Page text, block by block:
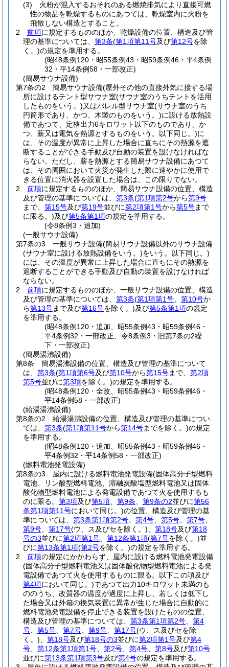
(3)
火粉が混入するおそれのある燃焼排気により直接可燃
性の物品を乾燥するものにあつては、乾燥室内に火粉を
飛散しない構造とすること。
2
前項に規定するもののほか、乾燥設備の位置、構造及び管
理の基準については、 第3条(第1項第11号及び第12号を除
く。)の規定を準用する。
(昭48条例120・昭55条例43・昭59条例46・平4条例
32・平14条例58・一部改正)
(簡易サウナ設備)
第7条の2
簡易サウナ設備(屋外その他の直接外気に接する場
所に設けるテント型サウナ室(サウナ室のうちテントを活用
したものをいう。)又はバレル型サウナ室(サウナ室のうち
円筒形であり、かつ、木製のものをいう。)に設ける放熱設
備であつて、定格出力6キロワット以下のものであり、か
つ、薪又は電気を熱源とするものをいう。以下同じ。)に
は、その温度が異常に上昇した場合に直ちにその熱源を遮
断することができる手動及び自動の装置を設けなければな
らない。 ただし、薪を熱源とする簡易サウナ設備にあつて
は、その周囲において火災が発生した際に速やかに使用で
きる位置に消火器を設置した場合は、この限りでない。
2
前項に規定するもののほか、簡易サウナ設備の位置、構造
及び管理の基準については、 第3条(第1項第2号から第9号
まで、 第15号及び第19号並びに第2項第1号から第5号まで
に限る。)及び第5条第1項の規定を準用する。
(令8条例3・追加)
(一般サウナ設備)
第7条の3
一般サウナ設備(簡易サウナ設備以外のサウナ設備
(サウナ室に設ける放熱設備をいう。)をいう。以下同じ。)
には、その温度が異常に上昇した場合に直ちにその熱源を
遮断することができる手動及び自動の装置を設けなければ
ならない。
2
前項に規定するもののほか、一般サウナ設備の位置、構造
及び管理の基準については、 第3条(第1項第1号 第10号か
ら第13号まで及び第16号を除く。)及び第5条第1項の規定
を準用する。
(昭48条例120・追加、昭55条例43・昭59条例46・
平4条例32・一部改正、令8条例3・旧第7条の2繰
下・一部改正)
(簡易湯沸設備)
第8条
簡易湯沸設備の位置、構造及び管理の基準について
は、 第3条(第1項第6号及び第10号から第15号まで、 第2項
第5号並びに第3項を除く。)の規定を準用する。
(昭48条例120・全改、昭55条例43・昭59条例46・
平14条例58・一部改正)
(給湯湯沸設備)
第8条の2
給湯湯沸設備の位置、構造及び管理の基準につい
ては、 第3条(第1項第11号から第14号までを除く。)の規定
を準用する。
(昭48条例120・追加、昭55条例43・昭59条例46・
平4条例32・平14条例58・一部改正)
(燃料電池発電設備)
第8条の3
屋内に設ける燃料電池発電設備(固体高分子型燃料
電池、リン酸型燃料電池、溶融炭酸塩型燃料電池又は固体
酸化物型燃料電池による発電設備であつて火を使用するも
のに限る。 第3項及び第5項 第9条 第9条の2並びに第56
条第1項第11号において同じ。)の位置、構造及び管理の基
準については、 第3条第1項第2号 第4号 第5号 第7号
第9号
第17号(ウ、ス及びセを除く。) 第18号及び第18
号の3並びに第2項第1号 第12条第1項(第7号を除く。)並
びに第13条第1項(第2号を除く。)の規定を準用する。
2
前項の規定にかかわらず、屋内に設ける燃料電池発電設備
(固体高分子型燃料電池又は固体酸化物型燃料電池による発
電設備であつて火を使用するものに限る。以下この項及び
第4項において同じ。)であつて出力10キロワット未満のも
ののうち、改質器の温度が過度に上昇し、若しくは低下し
た場合又は外箱の換気装置に異常が生じた場合に自動的に
燃料電池発電設備を停止できる装置を設けたものの位置、
構造及び管理の基準については、 第3条第1項第2号
第4
号
第5号 第7号 第9号 第17号(ウ、ス及びセを除
く。)
第18号及び第18号の3並びに第2項第1号及び第4
号
第12条第1項第1号 第2号 第4号 第8号及び第10号
並びに第13条第1項第3号及び第4号の規定を準用する。